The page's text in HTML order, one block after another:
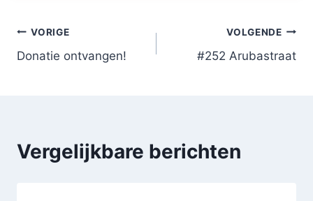
Bericht
navigatie
VORIGE
Donatie ontvangen!
VOLGENDE
#252 Arubastraat
Vergelijkbare berichten